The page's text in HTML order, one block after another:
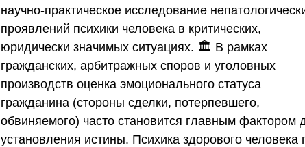
научно-практическое исследование
проявлений психики человека в критических,
юридически значимых ситуациях. 🏛️ В рамках
гражданских, арбитражных споров и уголовных
производств оценка эмоционального статуса
гражданина (стороны сделки, потерпевшего,
обвиняемого) часто становится главным фактором
установления истины. Психика здорового человека